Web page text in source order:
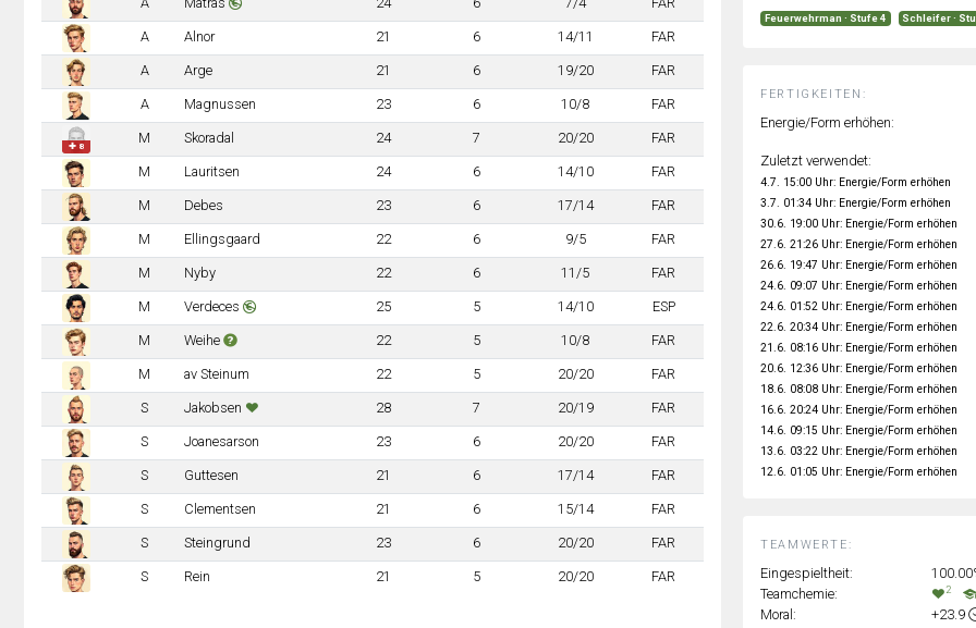
A Alnor 21 6 14/11 FAR
A Arge 21 6 19/20 FAR
A Magnussen 23 6 10/8 FAR
✚ 8
M Skoradal 24 7 20/20 FAR
M Lauritsen 24 6 14/10 FAR
M Debes 23 6 17/14 FAR
M Ellingsgaard 22 6 9/5 FAR
M Nyby 22 6 11/5 FAR
M Verdeces 25 5 14/10 ESP
M Weihe 22 5 10/8 FAR
M av Steinum 22 5 20/20 FAR
S Jakobsen 28 7 20/19 FAR
S Joanesarson 23 6 20/20 FAR
S Guttesen 21 6 17/14 FAR
S Clementsen 21 6 15/14 FAR
S Steingrund 23 6 20/20 FAR
S Rein 21 5 20/20 FAR
TEAMWERTE:
Eingespieltheit:
Teamchemie:
2
Moral:
+23.9
Feuerwehrman · Stufe 4 Schleifer ·
FERTIGKEITEN:
Energie/Form erhöhen:
Zuletzt verwendet:
4.7. 15:00 Uhr: Energie/Form erhöhen
3.7. 01:34 Uhr: Energie/Form erhöhen
30.6. 19:00 Uhr: Energie/Form erhöhen
27.6. 21:26 Uhr: Energie/Form erhöhen
26.6. 19:47 Uhr: Energie/Form erhöhen
24.6. 09:07 Uhr: Energie/Form erhöhen
24.6. 01:52 Uhr: Energie/Form erhöhen
22.6. 20:34 Uhr: Energie/Form erhöhen
21.6. 08:16 Uhr: Energie/Form erhöhen
20.6. 12:36 Uhr: Energie/Form erhöhen
18.6. 08:08 Uhr: Energie/Form erhöhen
16.6. 20:24 Uhr: Energie/Form erhöhen
14.6. 09:15 Uhr: Energie/Form erhöhen
13.6. 03:22 Uhr: Energie/Form erhöhen
12.6. 01:05 Uhr: Energie/Form erhöhen